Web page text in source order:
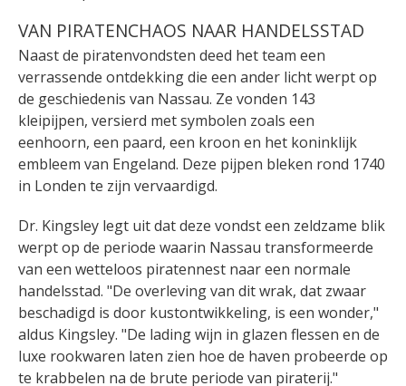
VAN PIRATENCHAOS NAAR HANDELSSTAD
Naast de piratenvondsten deed het team een
verrassende ontdekking die een ander licht werpt op
de geschiedenis van Nassau. Ze vonden 143
kleipijpen, versierd met symbolen zoals een
eenhoorn, een paard, een kroon en het koninklijk
embleem van Engeland. Deze pijpen bleken rond 1740
in Londen te zijn vervaardigd.
Dr. Kingsley legt uit dat deze vondst een zeldzame blik
werpt op de periode waarin Nassau transformeerde
van een wetteloos piratennest naar een normale
handelsstad. "De overleving van dit wrak, dat zwaar
beschadigd is door kustontwikkeling, is een wonder,"
aldus Kingsley. "De lading wijn in glazen flessen en de
luxe rookwaren laten zien hoe de haven probeerde op
te krabbelen na de brute periode van piraterij."